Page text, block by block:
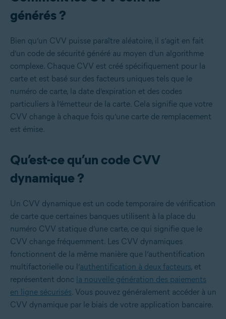
générés ?
Bien qu’un CVV puisse paraître aléatoire, il s’agit en fait
d’un code de sécurité généré au moyen d’un algorithme
complexe. Chaque CVV est créé spécifiquement pour la
carte et est basé sur des facteurs uniques tels que le
numéro de carte, la date d’expiration et des codes
particuliers à l’émetteur de la carte. Cela signifie que votre
CVV change à chaque fois qu’une carte de remplacement
est émise.
Qu’est-ce qu’un code CVV
dynamique ?
Un CVV dynamique est un code temporaire de vérification
de carte que certaines banques utilisent à la place du
numéro CVV statique d’une carte, ce qui signifie que le
CVV change fréquemment. Les CVV dynamiques
fonctionnent de la même manière que l’authentification
multifactorielle ou l’authentification à deux facteurs, et
représentent donc la nouvelle génération des paiements
en ligne sécurisés. Vous pouvez généralement accéder à un
CVV dynamique par le biais de votre application bancaire.